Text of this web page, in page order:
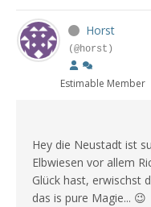
Horst
(@horst)
Estimable Member
Hey die Neustadt ist
Elbwiesen vor allem
Glück hast, erwischst
das is pure Magie... 😉